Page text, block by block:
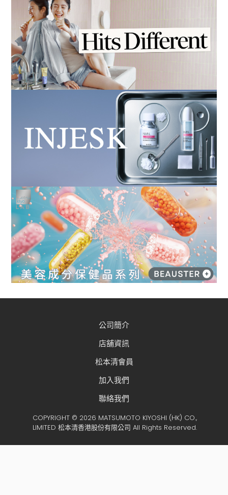
公司簡介
店舖資訊
松本清會員
加入我們
聯絡我們
COPYRIGHT © 2026 MATSUMOTO KIYOSHI (HK) CO.,
LIMITED 松本清香港股份有限公司 All Rights Reserved.